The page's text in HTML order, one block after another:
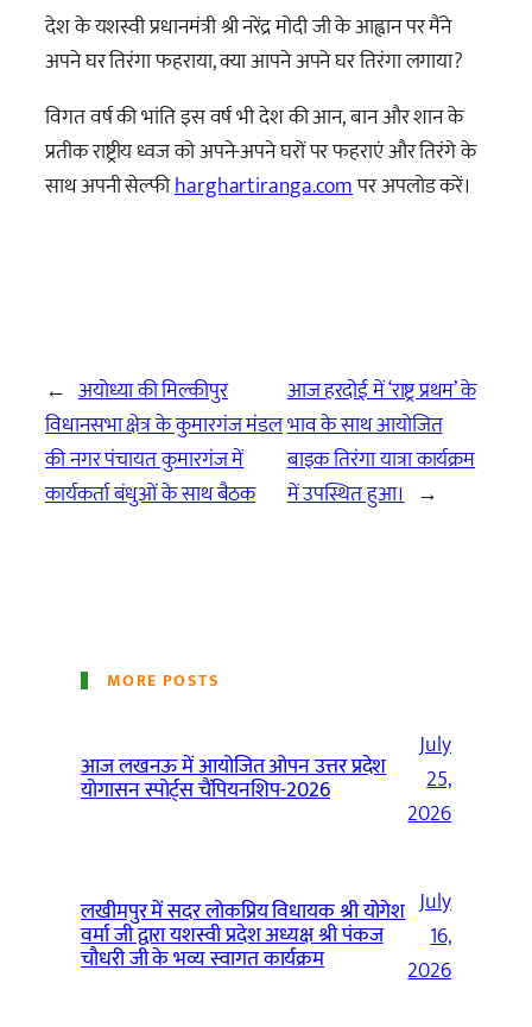
देश के यशस्वी प्रधानमंत्री श्री नरेंद्र मोदी जी के आह्वान पर मैंने
अपने घर तिरंगा फहराया, क्या आपने अपने घर तिरंगा लगाया?
विगत वर्ष की भांति इस वर्ष भी देश की आन, बान और शान के
प्रतीक राष्ट्रीय ध्वज को अपने-अपने घरों पर फहराएं और तिरंगे के
साथ अपनी सेल्फीharghartiranga.comपर अपलोड करें।
← अयोध्या की मिल्कीपुर
विधानसभा क्षेत्र के कुमारगंज मंडल
की नगर पंचायत कुमारगंज में
कार्यकर्ता बंधुओं के साथ बैठक
आज हरदोई में ‘राष्ट्र प्रथम’ के
भाव के साथ आयोजित
बाइक तिरंगा यात्रा कार्यक्रम
में उपस्थित हुआ। →
MORE POSTS
आज लखनऊ में आयोजित ओपन उत्तर प्रदेश
योगासन स्पोर्ट्स चैंपियनशिप-2026
July
25,
2026
लखीमपुर में सदर लोकप्रिय विधायक श्री योगेश
वर्मा जी द्वारा यशस्वी प्रदेश अध्यक्ष श्री पंकज
चौधरी जी के भव्य स्वागत कार्यक्रम
July
16,
2026